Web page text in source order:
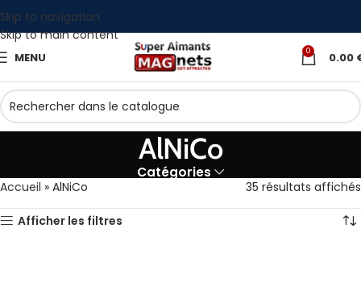
Skip to navigation
Skip to main content
MENU 0 0.00
AlNiCo
Catégories
Accueil » AlNiCo 35 résultats affichés
Afficher les filtres